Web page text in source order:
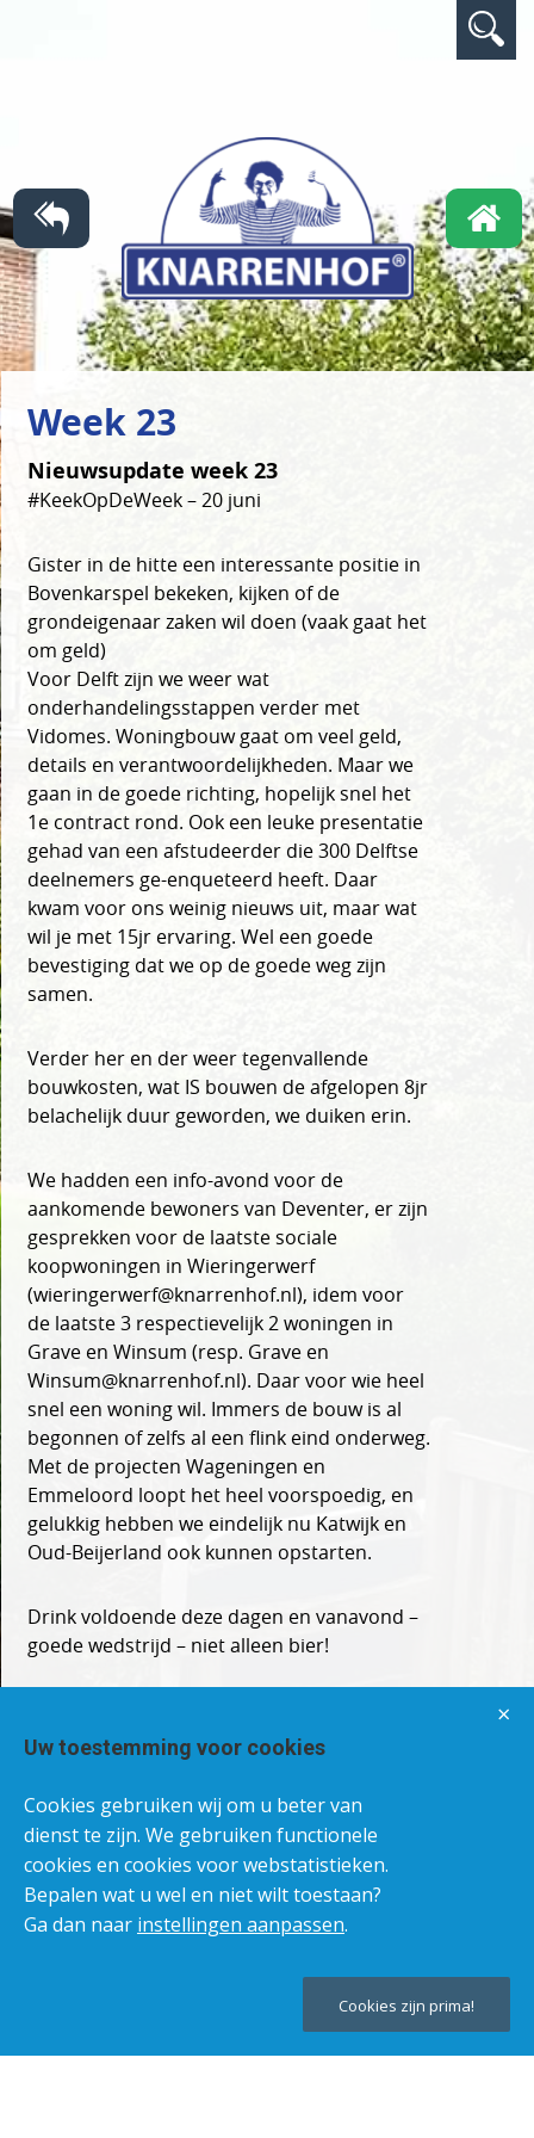
Week 23
Nieuwsupdate week 23
#KeekOpDeWeek – 20 juni
Gister in de hitte een interessante positie in
Bovenkarspel bekeken, kijken of de
grondeigenaar zaken wil doen (vaak gaat het
om geld)
Voor Delft zijn we weer wat
onderhandelingsstappen verder met
Vidomes. Woningbouw gaat om veel geld,
details en verantwoordelijkheden. Maar we
gaan in de goede richting, hopelijk snel het
1e contract rond. Ook een leuke presentatie
gehad van een afstudeerder die 300 Delftse
deelnemers ge-enqueteerd heeft. Daar
kwam voor ons weinig nieuws uit, maar wat
wil je met 15jr ervaring. Wel een goede
bevestiging dat we op de goede weg zijn
samen.
Verder her en der weer tegenvallende
bouwkosten, wat IS bouwen de afgelopen 8jr
belachelijk duur geworden, we duiken erin.
We hadden een info-avond voor de
aankomende bewoners van Deventer, er zijn
gesprekken voor de laatste sociale
koopwoningen in Wieringerwerf
(wieringerwerf@knarrenhof.nl), idem voor
de laatste 3 respectievelijk 2 woningen in
Grave en Winsum (resp. Grave en
Winsum@knarrenhof.nl). Daar voor wie heel
snel een woning wil. Immers de bouw is al
begonnen of zelfs al een flink eind onderweg.
Met de projecten Wageningen en
Emmeloord loopt het heel voorspoedig, en
gelukkig hebben we eindelijk nu Katwijk en
Oud-Beijerland ook kunnen opstarten.
Drink voldoende deze dagen en vanavond –
goede wedstrijd – niet alleen bier!
naar
×
Uw toestemming voor cookies
Cookies gebruiken wij om u beter van
dienst te zijn. We gebruiken functionele
cookies en cookies voor webstatistieken.
Bepalen wat u wel en niet wilt toestaan?
Ga dan naar instellingen aanpassen.
Cookies zijn prima!